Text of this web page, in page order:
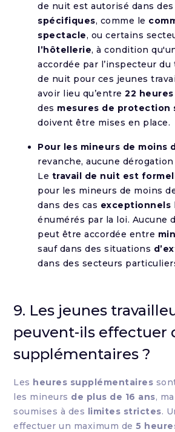
de nuit est autorisé dans des
spécifiques, comme le
spectacle, ou certains
l’hôtellerie, à condition
accordée par l’inspecteur du
de nuit pour ces jeunes
avoir lieu qu’entre22
des mesures de protection
doivent être mises en place.
Pour les mineurs de moins
revanche, aucune
Le travail de nuit est
pour les mineurs de moins
dans des cas exceptionnels
énumérés par la loi. Aucune
peut être accordée entre
sauf dans des situations
dans des secteurs
9. Les jeunes
peuvent-ils effectuer
supplémentaires ?
Les heures supplémentaires
les mineurs de plus de 16 ans,
soumises à des limites strictes.
effectuer un maximum de5